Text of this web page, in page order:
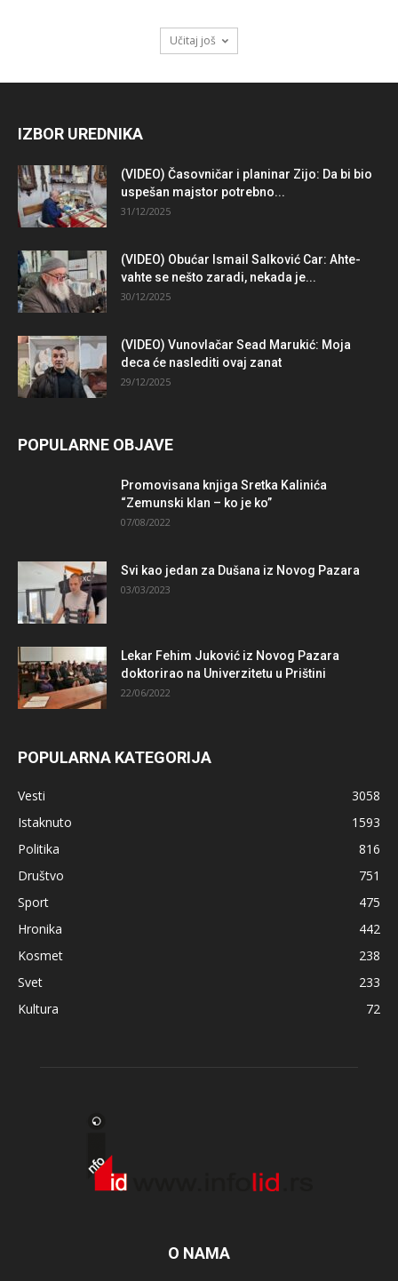
Učitaj još
IZBOR UREDNIKA
(VIDEO) Časovničar i planinar Zijo: Da bi bio
uspešan majstor potrebno...
31/12/2025
(VIDEO) Obućar Ismail Salković Car: Ahte-
vahte se nešto zaradi, nekada je...
30/12/2025
(VIDEO) Vunovlačar Sead Marukić: Moja
deca će naslediti ovaj zanat
29/12/2025
POPULARNE OBJAVE
Promovisana knjiga Sretka Kalinića
“Zemunski klan – ko je ko”
07/08/2022
Svi kao jedan za Dušana iz Novog Pazara
03/03/2023
Lekar Fehim Juković iz Novog Pazara
doktorirao na Univerzitetu u Prištini
22/06/2022
POPULARNA KATEGORIJA
Vesti
3058
Istaknuto
1593
Politika
816
Društvo
751
Sport
475
Hronika
442
Kosmet
238
Svet
233
Kultura
72
O NAMA